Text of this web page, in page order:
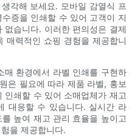
각해 보세요. 모바일 감열식 프
증을 인쇄할 수 있어 고객이 지
없습니다. 이러한 편의성은 결제
매력적인 쇼핑 경험을 제공합니
매 환경에서 라벨 인쇄를 구현하
은 필요에 따라 제품 라벨, 홍보
쇄할 수 있어 소매업체가 재고
대응할 수 있습니다. 실시간 라
높여 재고 관리 효율을 높이고
을 제공합니다.